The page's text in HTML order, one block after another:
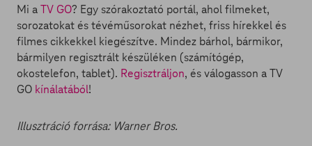
Mi aTV GO? Egy szórakoztató portál, ahol filmeket,
sorozatokat és tévéműsorokat nézhet, friss hírekkel és
filmes cikkekkel kiegészítve. Mindez bárhol, bármikor,
bármilyen regisztrált készüléken (számítógép,
okostelefon, tablet). Regisztráljon, és válogasson a TV
GO kínálatából!
Illusztráció forrása: Warner Bros.